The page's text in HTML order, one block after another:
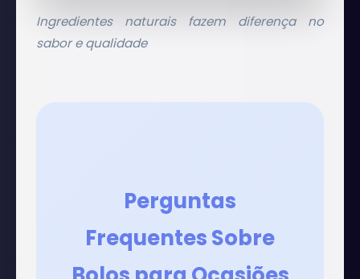
Ingredientes naturais fazem diferença no
sabor e qualidade
Perguntas
Frequentes Sobre